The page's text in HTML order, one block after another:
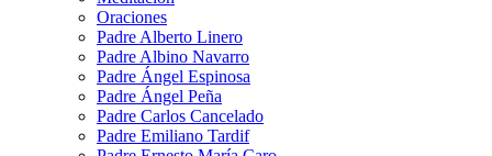
Oraciones
Padre Alberto Linero
Padre Albino Navarro
Padre Ángel Espinosa
Padre Ángel Peña
Padre Carlos Cancelado
Padre Emiliano Tardif